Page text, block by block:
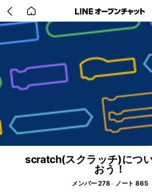
back
to
home
scratch(スクラッチ)につ
おう！
メンバー 278
ノート 865